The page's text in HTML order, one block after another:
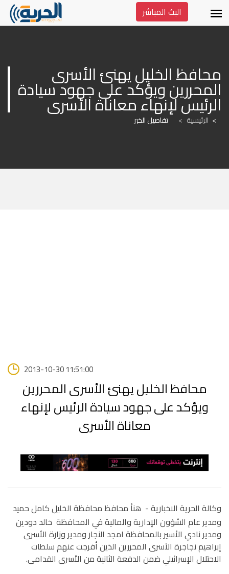
البث المباشر
الرئيس لإنهاء معاناة الأسرى
الرئيسية > تفاصيل الخبر
2013-10-30 11:51:00
محافظ الخليل يهنئ الأسرى المحررين
ويؤكد على جهود سيادة الرئيس لإنهاء
معاناة الأسرى
وكالة الحرية الاخبارية - هنأ محافظ محافظة الخليل كامل حميد
ومدير عام الشؤون الإدارية والمالية في المحافظة خالد دودين
ومدير نادي الأسير بالمحافظة امجد النجار ومدير وزارة الأسرى
إبراهيم نجاجرة الأسرى المحررين الذين أفرجت عنهم سلطات
الاحتلال الإسرائيلي ضمن الدفعة الثانية من الأسرى القدامى.